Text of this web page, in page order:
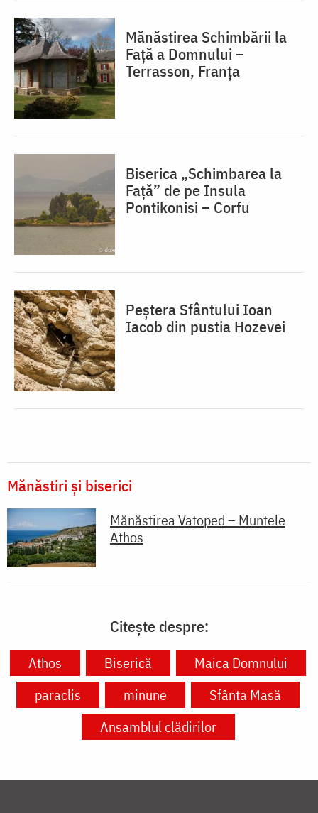
Mănăstirea Schimbării la
Față a Domnului –
Terrasson, Franţa
Biserica „Schimbarea la
Față” de pe Insula
Pontikonisi – Corfu
Peștera Sfântului Ioan
Iacob din pustia Hozevei
Mănăstiri și biserici
Mănăstirea Vatoped – Muntele
Athos
Citește despre:
Athos Biserică
Maica Domnului
paraclis
minune
Sfânta Masă
Ansamblul clădirilor